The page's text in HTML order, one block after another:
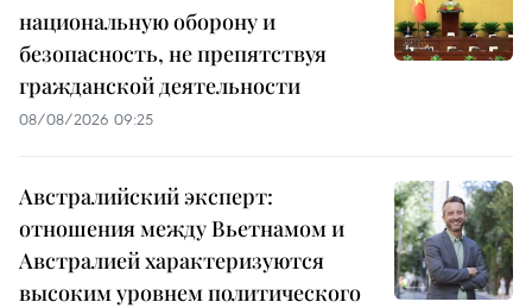
национальную оборону и
безопасность, не препятствуя
гражданской деятельности
08/08/2026 09:25
Австралийский эксперт:
отношения между Вьетнамом и
Австралией характеризуются
высоким уровнем политического